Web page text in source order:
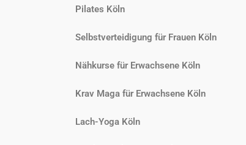
Pilates Köln
Selbstverteidigung für Frauen Köln
Nähkurse für Erwachsene Köln
Krav Maga für Erwachsene Köln
Lach-Yoga Köln